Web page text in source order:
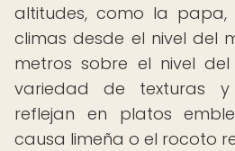
altitudes, como la
climas desde el nivel del
metros sobre el nivel
variedad de texturas
reflejan en platos
causa limeña o el rocoto